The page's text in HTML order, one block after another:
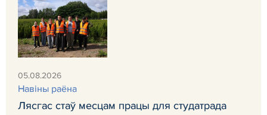
05.08.2026
Навiны раёна
Лясгас стаў месцам працы для студатрада